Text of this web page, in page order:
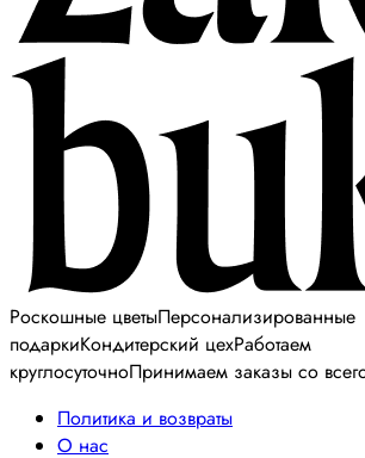
Роскошные цветыПерсонализированные
подаркиКондитерский цехРаботаем
круглосуточноПринимаем заказы со
Политика и возвраты
О нас